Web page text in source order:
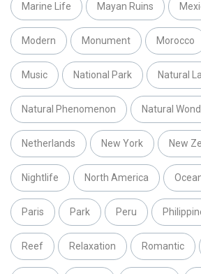
Marine Life Mayan Ruins
Modern Monument Morocco
Music National Park Natural
Natural Phenomenon Natural
Netherlands New York New
Nightlife North America
Paris Park Peru
Reef Relaxation Romantic